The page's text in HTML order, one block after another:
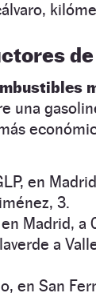
de
una
en
3.
Madrid, a
a
en San